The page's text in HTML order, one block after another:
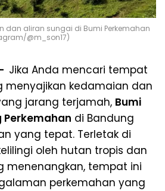
dan aliran sungai di Bumi Perkemahan
@m_son17)
Jika Anda mencari tempat
menyajikan kedamaian dan
jarang terjamah, Bumi
di Bandung
yang tepat. Terletak di
oleh hutan tropis dan
menenangkan, tempat ini
perkemahan yang